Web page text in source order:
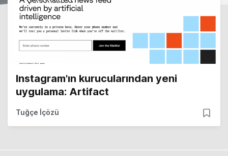
Instagram'ın kurucularından yeni
uygulama: Artifact
Tuğçe İçözü